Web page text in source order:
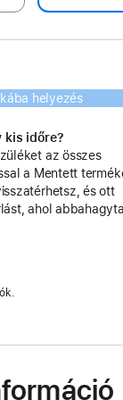
helyezés
kis időre?
az összes
a Mentett
és ott
ahol